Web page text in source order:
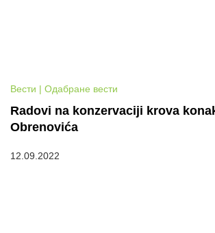
Вести | Одабране вести
Radovi na konzervaciji krova
Obrenovića
12.09.2022